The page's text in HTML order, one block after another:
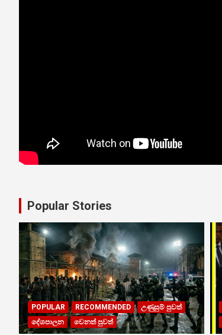
Popular Stories
POPULAR RECOMMENDED
උණුසුම් පුවත්
දේශපාලන
වෙනත් පුවත්